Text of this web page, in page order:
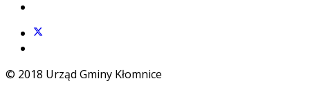
© 2018 Urząd Gminy Kłomnice